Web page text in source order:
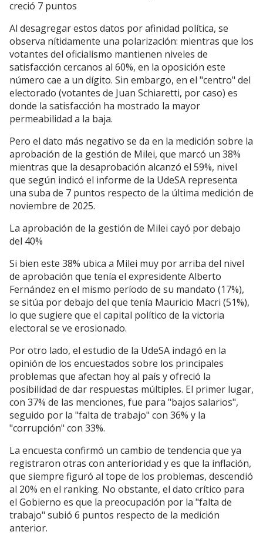
creció 7 puntos
Al desagregar estos datos por afinidad política, se
observa nítidamente una polarización: mientras que los
votantes del oficialismo mantienen niveles de
satisfacción cercanos al 60%, en la oposición este
número cae a un dígito. Sin embargo, en el "centro" del
electorado (votantes de Juan Schiaretti, por caso) es
donde la satisfacción ha mostrado la mayor
permeabilidad a la baja.
Pero el dato más negativo se da en la medición sobre la
aprobación de la gestión de Milei, que marcó un 38%
mientras que la desaprobación alcanzó el 59%, nivel
que según indicó el informe de la UdeSA representa
una suba de 7 puntos respecto de la última medición de
noviembre de 2025.
La aprobación de la gestión de Milei cayó por debajo
del 40%
Si bien este 38% ubica a Milei muy por arriba del nivel
de aprobación que tenía el expresidente Alberto
Fernández en el mismo período de su mandato (17%),
se sitúa por debajo del que tenía Mauricio Macri (51%),
lo que sugiere que el capital político de la victoria
electoral se ve erosionado.
Por otro lado, el estudio de la UdeSA indagó en la
opinión de los encuestados sobre los principales
problemas que afectan hoy al país y ofreció la
posibilidad de dar respuestas múltiples. El primer lugar,
con 37% de las menciones, fue para "bajos salarios",
seguido por la "falta de trabajo" con 36% y la
"corrupción" con 33%.
La encuesta confirmó un cambio de tendencia que ya
registraron otras con anterioridad y es que la inflación,
que siempre figuró al tope de los problemas, descendió
al 20% en el ranking. No obstante, el dato crítico para
el Gobierno es que la preocupación por la "falta de
trabajo" subió 6 puntos respecto de la medición
anterior.